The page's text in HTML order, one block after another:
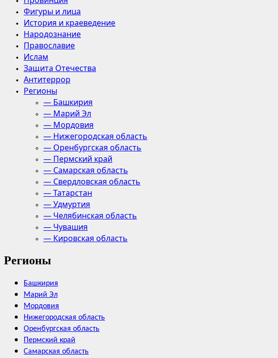
Фигуры и лица
История и краеведение
Народознание
Православие
Ислам
Защита Отечества
Антитеррор
Регионы
— Башкирия
— Марий Эл
— Мордовия
— Нижегородская область
— Оренбургская область
— Пермский край
— Самарская область
— Свердловская область
— Татарстан
— Удмуртия
— Челябинская область
— Чувашия
— Кировская область
Регионы
Башкирия
Марий Эл
Мордовия
Нижегородская область
Оренбургская область
Пермский край
Самарская область